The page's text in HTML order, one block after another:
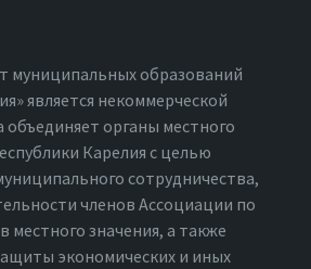
муниципальных образований
является некоммерческой
объединяет органы местного
Карелия с целью
сотрудничества,
членов Ассоциации по
значения, а также
экономических и иных